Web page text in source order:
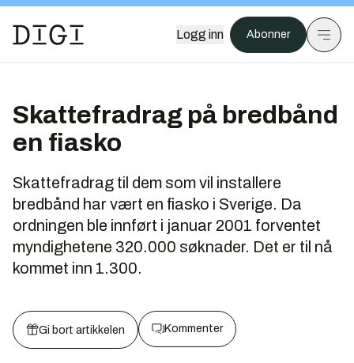
Logg inn Abonner
Skattefradrag på bredbånd
en fiasko
Skattefradrag til dem som vil installere
bredbånd har vært en fiasko i Sverige. Da
ordningen ble innført i januar 2001 forventet
myndighetene 320.000 søknader. Det er til nå
kommet inn 1.300.
Gi bort artikkelen Kommenter